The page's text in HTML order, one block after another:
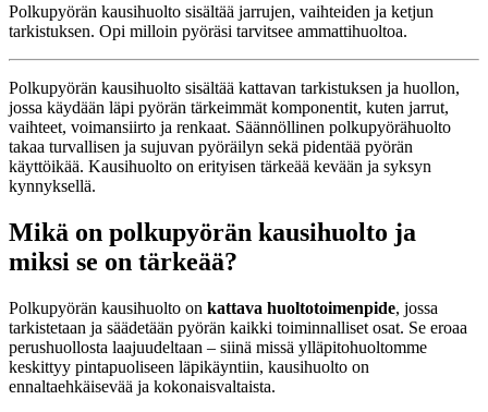
Polkupyörän kausihuolto sisältää jarrujen, vaihteiden ja ketjun
tarkistuksen. Opi milloin pyöräsi tarvitsee ammattihuoltoa.
Polkupyörän kausihuolto sisältää kattavan tarkistuksen ja huollon,
jossa käydään läpi pyörän tärkeimmät komponentit, kuten jarrut,
vaihteet, voimansiirto ja renkaat. Säännöllinen polkupyörähuolto
takaa turvallisen ja sujuvan pyöräilyn sekä pidentää pyörän
käyttöikää. Kausihuolto on erityisen tärkeää kevään ja syksyn
kynnyksellä.
Mikä on polkupyörän kausihuolto ja
miksi se on tärkeää?
Polkupyörän kausihuolto on kattava huoltotoimenpide, jossa
tarkistetaan ja säädetään pyörän kaikki toiminnalliset osat. Se eroaa
perushuollosta laajuudeltaan – siinä missä ylläpitohuoltomme
keskittyy pintapuoliseen läpikäyntiin, kausihuolto on
ennaltaehkäisevää ja kokonaisvaltaista.